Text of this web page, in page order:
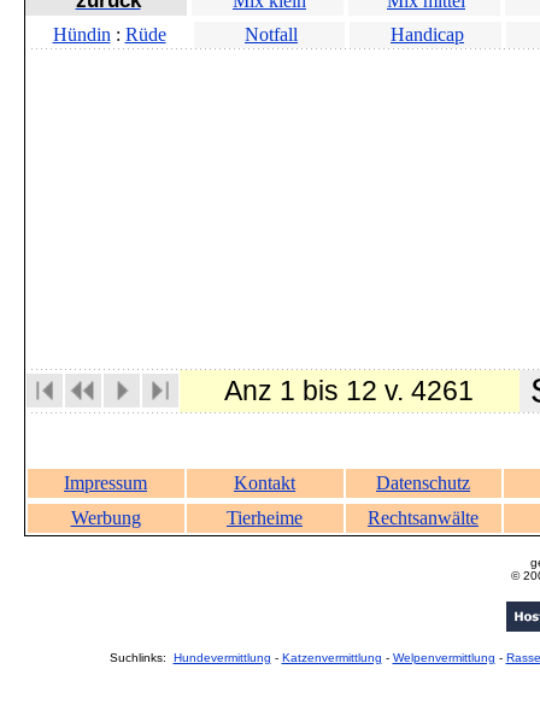
Hündin : Rüde Notfall Handicap
Anz 1 bis 12 v. 4261
Impressum Kontakt
Datenschutz
Werbung
Tierheime Rechtsanwälte
©
Suchlinks: Hundevermittlung - Katzenvermittlung - Welpenvermittlung -